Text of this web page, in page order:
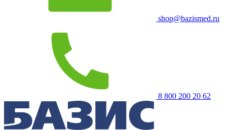
shop@bazismed.ru
8 800 200 20 62